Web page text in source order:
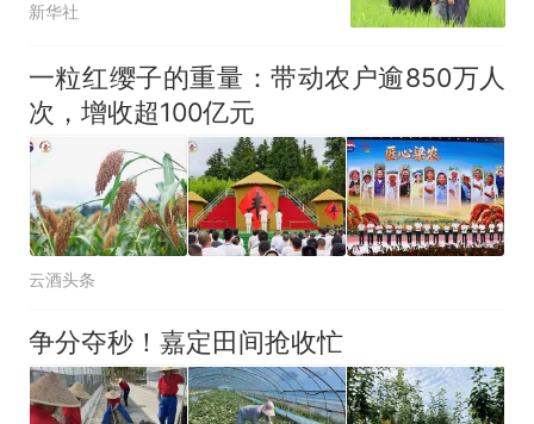
新华社
一粒红缨子的重量：带动农户逾850万人
次，增收超100亿元
云酒头条
争分夺秒！嘉定田间抢收忙